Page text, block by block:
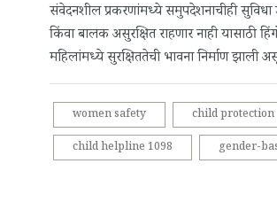
संवेदनशील प्रकरणांमध्ये समुपदेशनाचीही
किंवा बालक असुरक्षित राहणार नाही यासाठी
महिलांमध्ये सुरक्षिततेची भावना निर्माण
women safety child protection
child helpline 1098
gender-